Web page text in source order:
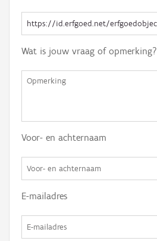
Wat is jouw vraag of opmerking?
Voor- en achternaam
E-mailadres